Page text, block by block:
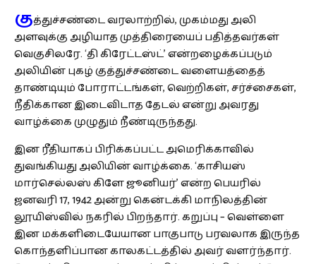
குத்துச்சண்டை வரலாற்றில், முகம்மது அலி
அளவுக்கு அழியாத முத்திரையைப் பதித்தவர்கள்
வெகுசிலரே. ‘தி கிரேட்டஸ்ட்’ என்றழைக்கப்படும்
அலியின் புகழ் குத்துச்சண்டை வளையத்தைத்
தாண்டியும் போராட்டங்கள், வெற்றிகள், சர்ச்சைகள்,
நீதிக்கான இடைவிடாத தேடல் என்று அவரது
வாழ்க்கை முழுதும் நீண்டிருந்தது.
இன ரீதியாகப் பிரிக்கப்பட்ட அமெரிக்காவில்
துவங்கியது அலியின் வாழ்க்கை. ‘காசியஸ்
மார்செல்லஸ் கிளே ஜூனியர்’ என்ற பெயரில்
ஜனவரி 17, 1942 அன்று கென்டக்கி மாநிலத்தின்
லூயிஸ்வில் நகரில் பிறந்தார். கறுப்பு – வெள்ளை
இன மக்களிடையேயான பாகுபாடு பரவலாக இருந்த
கொந்தளிப்பான காலகட்டத்தில் அவர் வளர்ந்தார்.